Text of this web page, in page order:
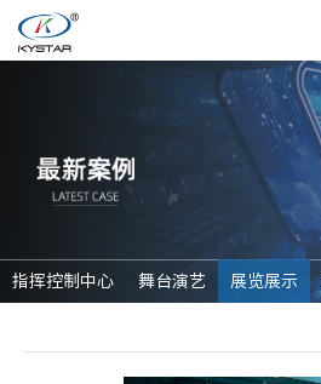
指挥控制中心 舞台演艺 展览展示